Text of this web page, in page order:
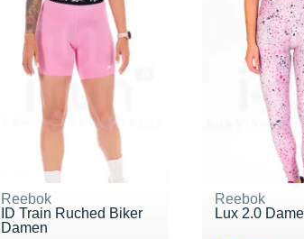
Reebok
ID Train Ruched Biker
Damen
Reebok
Lux 2.0